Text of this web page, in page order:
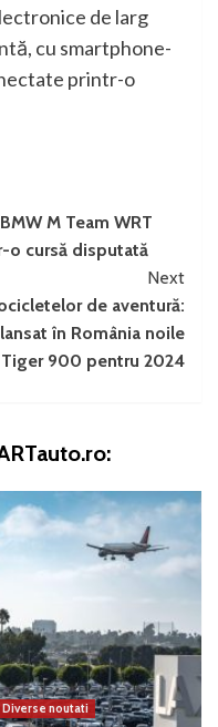
de larg
cu smartphone-
printr-o
M Team WRT
o cursă disputată
Next
de aventură:
în România noile
900 pentru 2024
Diverse noutati